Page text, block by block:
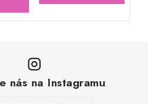
nás na Instagramu